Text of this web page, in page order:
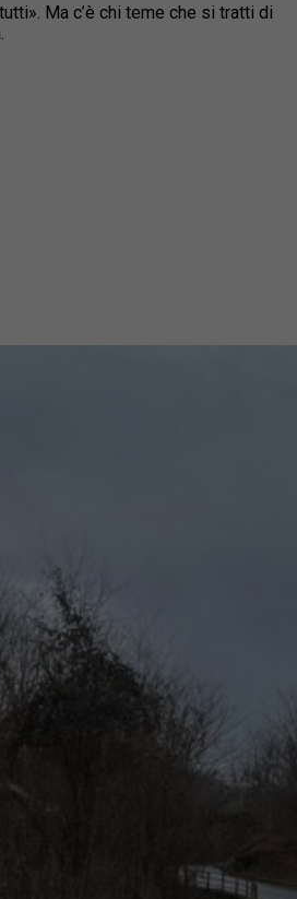
Ma c’è chi teme che si tratti di